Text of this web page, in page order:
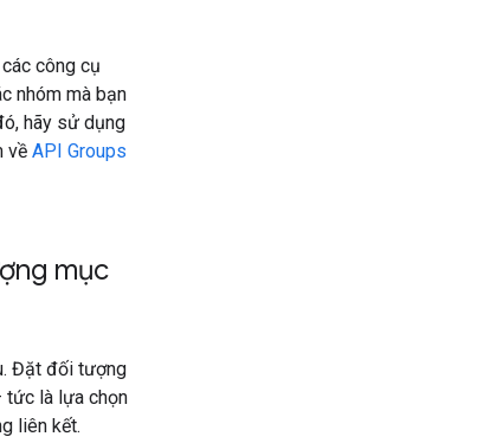
công cụ
nhóm mà bạn
hãy sử dụng
về API Groups
mục
Đặt đối tượng
tức là lựa chọn
liên kết.